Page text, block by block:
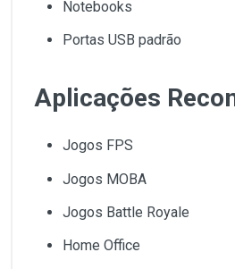
Notebooks
Portas USB padrão
Aplicações
Jogos FPS
Jogos MOBA
Jogos Battle Royale
Home Office